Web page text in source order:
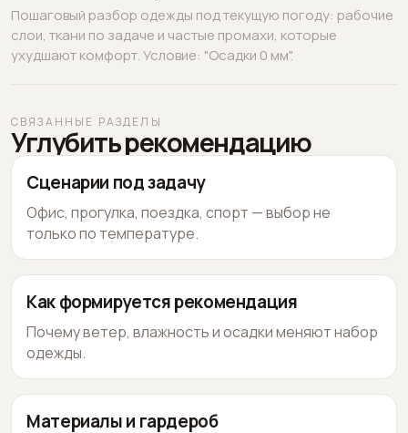
Пошаговый разбор одежды под текущую погоду: рабочие
слои, ткани по задаче и частые промахи, которые
ухудшают комфорт. Условие: "Осадки 0 мм".
СВЯЗАННЫЕ РАЗДЕЛЫ
Углубить рекомендацию
Сценарии под задачу
Офис, прогулка, поездка, спорт — выбор не
только по температуре.
Как формируется рекомендация
Почему ветер, влажность и осадки меняют набор
одежды.
Материалы и гардероб